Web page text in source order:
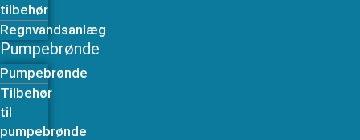
tilbehør
Regnvandsanlæg
Pumpebrønde
Pumpebrønde
Tilbehør
til
pumpebrønde